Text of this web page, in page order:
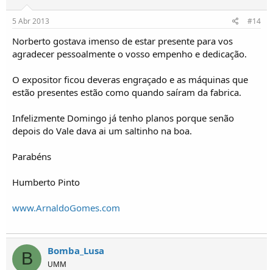
5 Abr 2013 #14
Norberto gostava imenso de estar presente para vos
agradecer pessoalmente o vosso empenho e dedicação.
O expositor ficou deveras engraçado e as máquinas que
estão presentes estão como quando saíram da fabrica.
Infelizmente Domingo já tenho planos porque senão
depois do Vale dava ai um saltinho na boa.
Parabéns
Humberto Pinto
www.ArnaldoGomes.com
B Bomba_Lusa
UMM